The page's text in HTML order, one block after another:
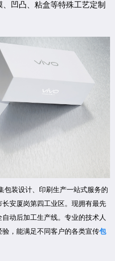
凹凸、粘盒等特殊工艺定制
包装设计、印刷生产一站式服务的
安厦岗第四工业区。现拥有最先
动后加工生产线。专业的技术人
验，能满足不同客户的各类宣传包